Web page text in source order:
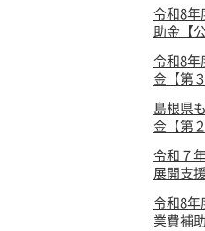
令和8年
助金【
令和8年
金【第
島根県
金【第
令和７
展開支
令和8年
業費補